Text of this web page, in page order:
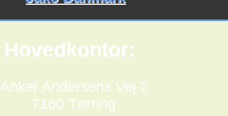
Hovedkontor:
Anker Andersens Vej 2
7160 Tørring